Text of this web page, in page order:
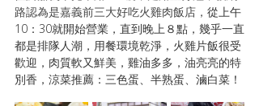
路認為是嘉義前三大好吃火雞肉飯店， 從上午
10：30就開始營業，直到晚上８點，幾乎一直
都是排隊人潮，用餐環境乾淨，火雞片飯很受
歡迎，肉質軟又鮮美，雞油多多，油亮亮的特
別香，涼菜推薦：三色蛋、半熟蛋、滷白菜！